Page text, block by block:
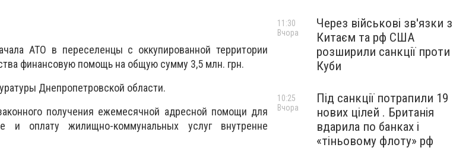
АТО в переселенцы с оккупированной территории
финансовую помощь на общую сумму 3,5 млн. грн.
Днепропетровской области.
получения ежемесячной адресной помощи для
и оплату жилищно-коммунальных услуг внутренне
Через військові зв'язки з
Китаєм та рф США
розширили санкції проти
Куби
11:30
Вчора
Під санкції потрапили 19
нових цілей . Британія
вдарила по банках і
«тіньовому флоту» рф
10:25
Вчора